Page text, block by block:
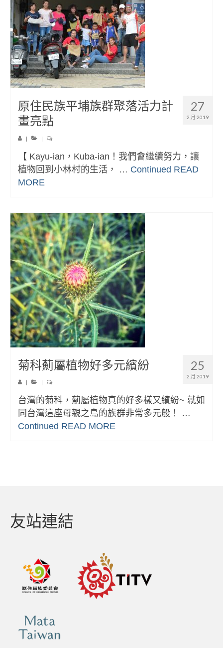
27
2 月 2019
原住民族平埔族群聚落活力計
畫亮點
| |
【 Kayu-ian，Kuba-ian！我們會繼續努力，讓
植物回到小林村的生活， … Continued READ
MORE
25
2 月 2019
菊科薊屬植物好多元繽紛
台灣的菊科，薊屬植物真的好多樣又繽紛~ 就如
同台灣這座母親之島的族群非常多元般！ …
Continued READ MORE
友站連結